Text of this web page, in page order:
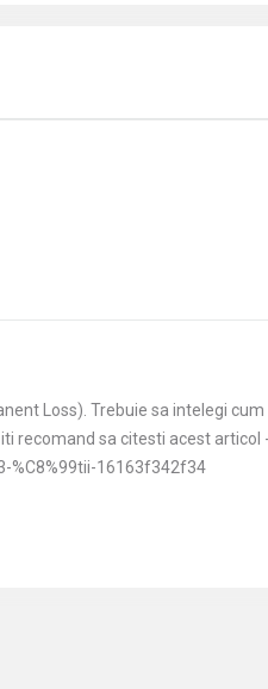
Loss). Trebuie sa intelegi cum
recomand sa citesti acest articol -
%C8%99tii-16163f342f34